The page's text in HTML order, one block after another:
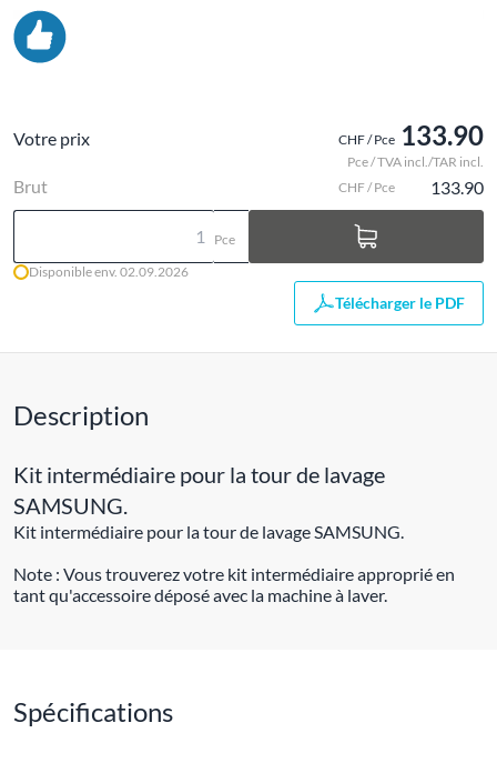
Votre prix CHF / Pce 133.90
Pce / TVA incl./TAR incl.
Brut CHF / Pce 133.90
Pce
Disponible env. 02.09.2026
Télécharger le PDF
Description
Kit intermédiaire pour la tour de lavage
SAMSUNG.
Kit intermédiaire pour la tour de lavage SAMSUNG.
Note : Vous trouverez votre kit intermédiaire approprié en
tant qu'accessoire déposé avec la machine à laver.
Spécifications